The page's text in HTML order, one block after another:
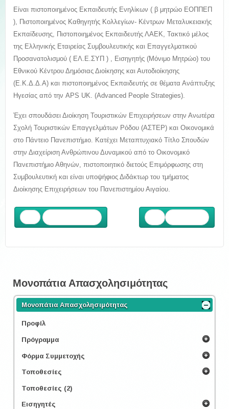
Είναι πιστοποιημένος Εκπαιδευτής Ενηλίκων ( β μητρώο ΕΟΠΠΕΠ
), Πιστοποιημένος Καθηγητής Κολλεγίων- Κέντρων Μεταλυκειακής
Εκπαίδευσης, Πιστοποιημένος Εκπαιδευτής ΛΑΕΚ, Τακτικό μέλος
της Ελληνικής Εταιρείας Συμβουλευτικής και Επαγγελματικού
Προσανατολισμού ( ΕΛ.Ε.ΣΥΠ ) , Εισηγητής (Μόνιμο Μητρώο) του
Εθνικού Κέντρου Δημόσιας Διοίκησης και Αυτοδιοίκησης
(Ε.Κ.Δ.Δ.Α) και πιστοποιημένος Εκπαιδευτής σε θέματα Ανάπτυξης
Ηγεσίας από την APS UK. (Advanced People Strategies).
Έχει σπουδάσει Διοίκηση Τουριστικών Επιχειρήσεων στην Ανωτέρα
Σχολή Τουριστικών Επαγγελμάτων Ρόδου (ΑΣΤΕΡ) και Οικονομικά
στο Πάντειο Πανεπιστήμιο. Κατέχει Μεταπτυχιακό Τίτλο Σπουδών
στην Διαχείριση Ανθρώπινου Δυναμικού από το Οικονομικό
Πανεπιστήμιο Αθηνών, πιστοποιητικό διετούς Επιμόρφωσης στη
Συμβουλευτική και είναι υποψήφιος Διδάκτωρ του τμήματος
Διοίκησης Επιχειρήσεων του Πανεπιστημίου Αιγαίου.
Μονοπάτια Απασχολησιμότητας
Μονοπάτια Απασχολησιμότητας
Προφίλ
Πρόγραμμα
Φόρμα Συμμετοχής
Τοποθεσίες
Τοποθεσίες (2)
Εισηγητές